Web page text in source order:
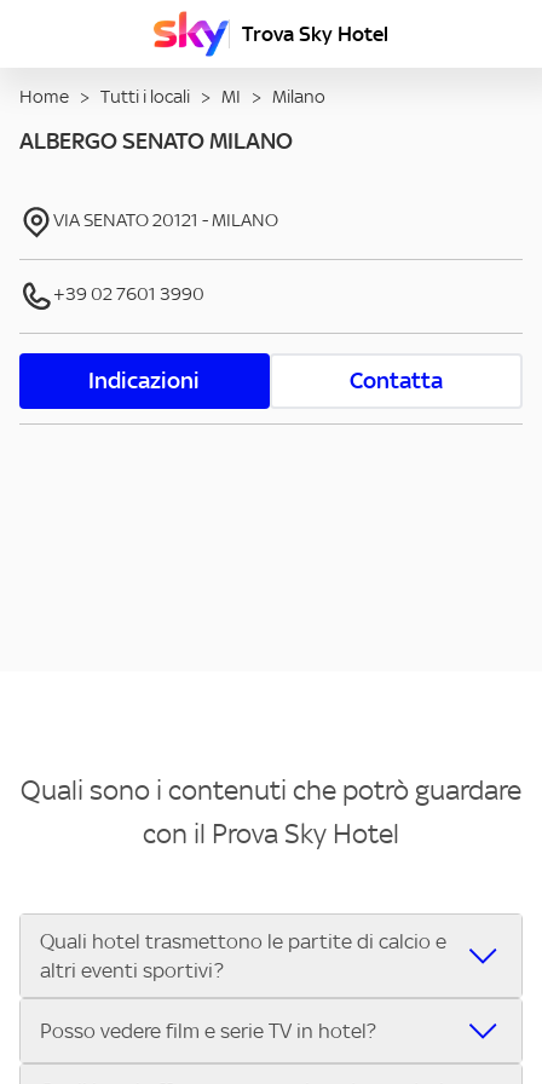
Trova Sky Hotel
Home > Tutti i locali > MI > Milano
ALBERGO SENATO MILANO
VIA SENATO20121 -MILANO
+39 02 7601 3990
Indicazioni Contatta
Quali sono i contenuti che potrò guardare
con il Prova Sky Hotel
Quali hotel trasmettono le partite di calcio e
altri eventi sportivi?
Se cerchi un hotel dove poter vedere le partite di Serie A,
Posso vedere film e serie TV in hotel?